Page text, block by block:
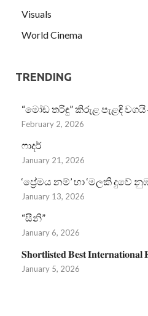
Visuals
World Cinema
TRENDING
“මෝඩ තරිඳු” කිරුළ පැළඳි
February 2, 2026
ෆාදර්
January 21, 2026
‘ප්‍රේමය නම්’ හා ‘මලකි දුවේ
January 13, 2026
“සීනි”
January 6, 2026
𝐒𝐡𝐨𝐫𝐭𝐥𝐢𝐬𝐭𝐞𝐝 𝐁𝐞𝐬𝐭
January 5, 2026